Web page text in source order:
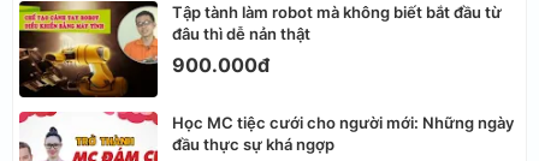
Tập tành làm robot mà không biết bắt đầu từ
đâu thì dễ nản thật
900.000đ
Học MC tiệc cưới cho người mới: Những ngày
đầu thực sự khá ngợp